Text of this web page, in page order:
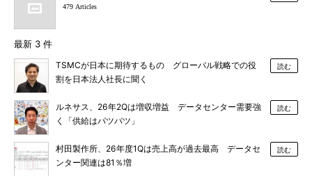
479 Articles
最新 3 件
TSMCが日本に期待するもの グローバル戦略での役
割を日本法人社長に聞く
読む
ルネサス、26年2Qは増収増益 データセンター需要強
く「供給はパツパツ」
読む
村田製作所、26年度1Qは売上高が過去最高 データセ
ンター関連は81％増
読む